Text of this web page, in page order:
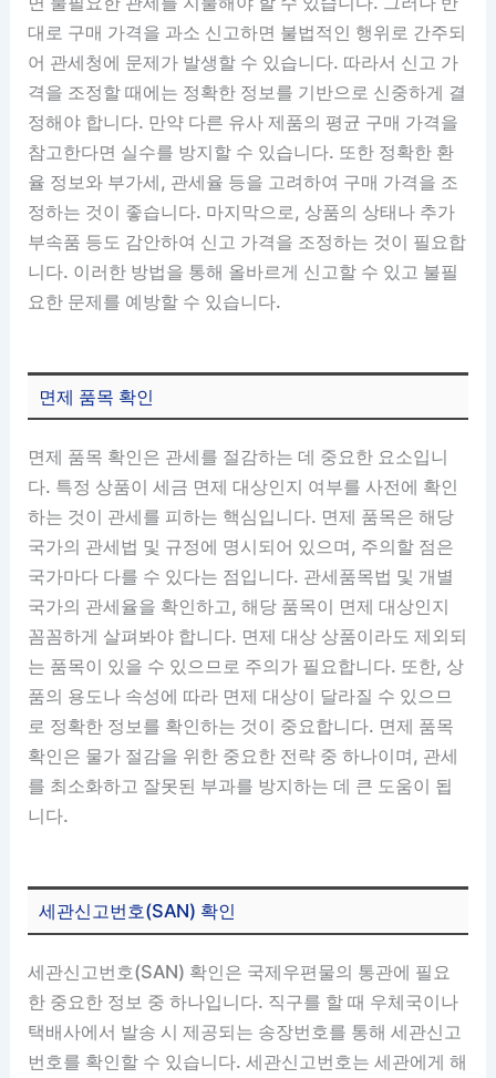
대로 구매 가격을 과소 신고하면 불법적인 행위로 간주되
어 관세청에 문제가 발생할 수 있습니다. 따라서 신고 가
격을 조정할 때에는 정확한 정보를 기반으로 신중하게 결
정해야 합니다. 만약 다른 유사 제품의 평균 구매 가격을
참고한다면 실수를 방지할 수 있습니다. 또한 정확한 환
율 정보와 부가세, 관세율 등을 고려하여 구매 가격을 조
정하는 것이 좋습니다. 마지막으로, 상품의 상태나 추가
부속품 등도 감안하여 신고 가격을 조정하는 것이 필요합
니다. 이러한 방법을 통해 올바르게 신고할 수 있고 불필
요한 문제를 예방할 수 있습니다.
면제 품목 확인
면제 품목 확인은 관세를 절감하는 데 중요한 요소입니
다. 특정 상품이 세금 면제 대상인지 여부를 사전에 확인
하는 것이 관세를 피하는 핵심입니다. 면제 품목은 해당
국가의 관세법 및 규정에 명시되어 있으며, 주의할 점은
국가마다 다를 수 있다는 점입니다. 관세품목법 및 개별
국가의 관세율을 확인하고, 해당 품목이 면제 대상인지
꼼꼼하게 살펴봐야 합니다. 면제 대상 상품이라도 제외되
는 품목이 있을 수 있으므로 주의가 필요합니다. 또한, 상
품의 용도나 속성에 따라 면제 대상이 달라질 수 있으므
로 정확한 정보를 확인하는 것이 중요합니다. 면제 품목
확인은 물가 절감을 위한 중요한 전략 중 하나이며, 관세
를 최소화하고 잘못된 부과를 방지하는 데 큰 도움이 됩
니다.
세관신고번호(SAN) 확인
세관신고번호(SAN) 확인은 국제우편물의 통관에 필요
한 중요한 정보 중 하나입니다. 직구를 할 때 우체국이나
택배사에서 발송 시 제공되는 송장번호를 통해 세관신고
번호를 확인할 수 있습니다. 세관신고번호는 세관에게 해